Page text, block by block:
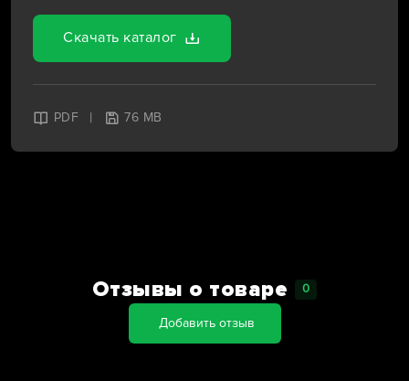
Скачать каталог
PDF | 76 MB
Отзывы о товаре 0
Добавить отзыв